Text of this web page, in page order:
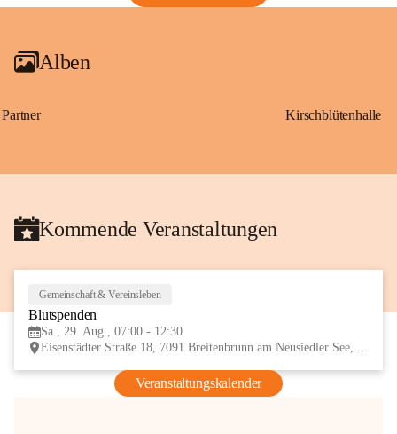
Alben
Partner Kirschblütenhalle
Kommende Veranstaltungen
Gemeinschaft & Vereinsleben
Blutspenden
Sa., 29. Aug., 07:00 - 12:30
Eisenstädter Straße 18, 7091 Breitenbrunn am Neusiedler See, AUT
Veranstaltungskalender